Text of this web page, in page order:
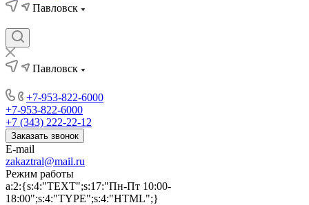
Павловск
Павловск
+7-953-822-6000
+7-953-822-6000
+7 (343) 222-22-12
Заказать звонок
E-mail
zakaztral@mail.ru
Режим работы
a:2:{s:4:"TEXT";s:17:"Пн-Пт 10:00-
18:00";s:4:"TYPE";s:4:"HTML";}